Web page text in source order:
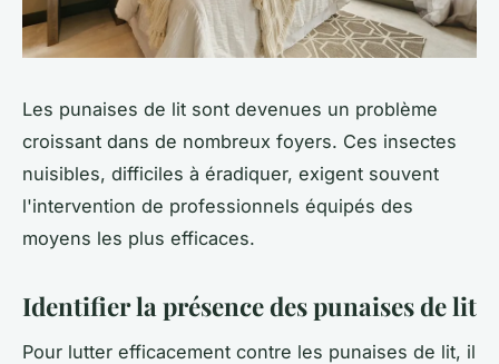
Les punaises de lit sont devenues un problème
croissant dans de nombreux foyers. Ces insectes
nuisibles, difficiles à éradiquer, exigent souvent
l'intervention de professionnels équipés des
moyens les plus efficaces.
Identifier la présence des punaises de lit
Pour lutter efficacement contre les punaises de lit, il